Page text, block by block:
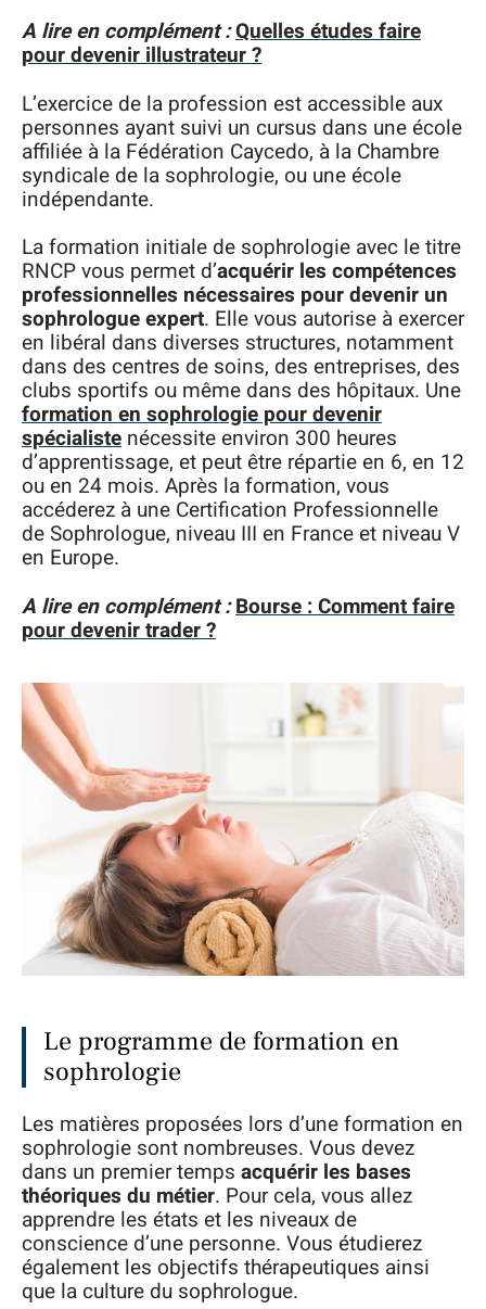
A lire en complément :Quelles études faire
pour devenir illustrateur ?
L’exercice de la profession est accessible aux
personnes ayant suivi un cursus dans une école
affiliée à la Fédération Caycedo, à la Chambre
syndicale de la sophrologie, ou une école
indépendante.
La formation initiale de sophrologie avec le titre
RNCP vous permet d’acquérir les compétences
professionnelles nécessaires pour devenir un
sophrologue expert. Elle vous autorise à exercer
en libéral dans diverses structures, notamment
dans des centres de soins, des entreprises, des
clubs sportifs ou même dans des hôpitaux. Une
formation en sophrologie pour devenir
spécialiste nécessite environ 300 heures
d’apprentissage, et peut être répartie en 6, en 12
ou en 24 mois. Après la formation, vous
accéderez à une Certification Professionnelle
de Sophrologue, niveau III en France et niveau V
en Europe.
A lire en complément : Bourse : Comment faire
pour devenir trader ?
Le programme de formation en
sophrologie
Les matières proposées lors d’une formation en
sophrologie sont nombreuses. Vous devez
dans un premier temps acquérir les bases
théoriques du métier. Pour cela, vous allez
apprendre les états et les niveaux de
conscience d’une personne. Vous étudierez
également les objectifs thérapeutiques ainsi
que la culture du sophrologue.